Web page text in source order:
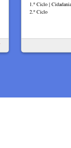
1.º Ciclo |
2.º Ciclo